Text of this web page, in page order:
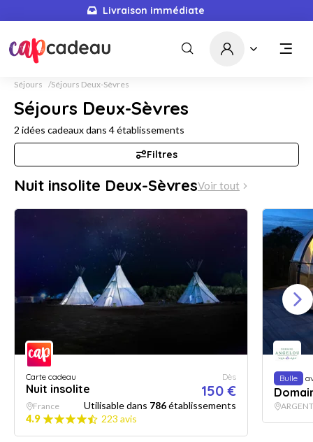
Livraison immédiate
5671idées cadeaux
Séjours Séjours Deux-Sèvres
Séjours Deux-Sèvres
2 idées cadeaux dans 4établissements
Filtres
Nuit insolite Deux-SèvresVoir tout
Carte cadeau
Nuit insolite
Dès
150 €
France Utilisable dans 786établissements
4.9
223 avis
Bulle